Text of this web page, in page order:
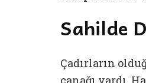
Sahilde
Çadırların
çanağı vardı.